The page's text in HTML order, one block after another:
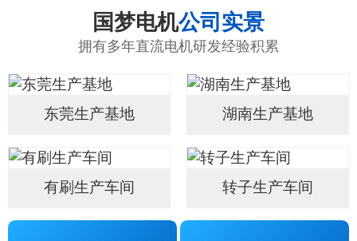
国梦电机公司实景
拥有多年直流电机研发经验积累
东莞生产基地 湖南生产基地
有刷生产车间 转子生产车间